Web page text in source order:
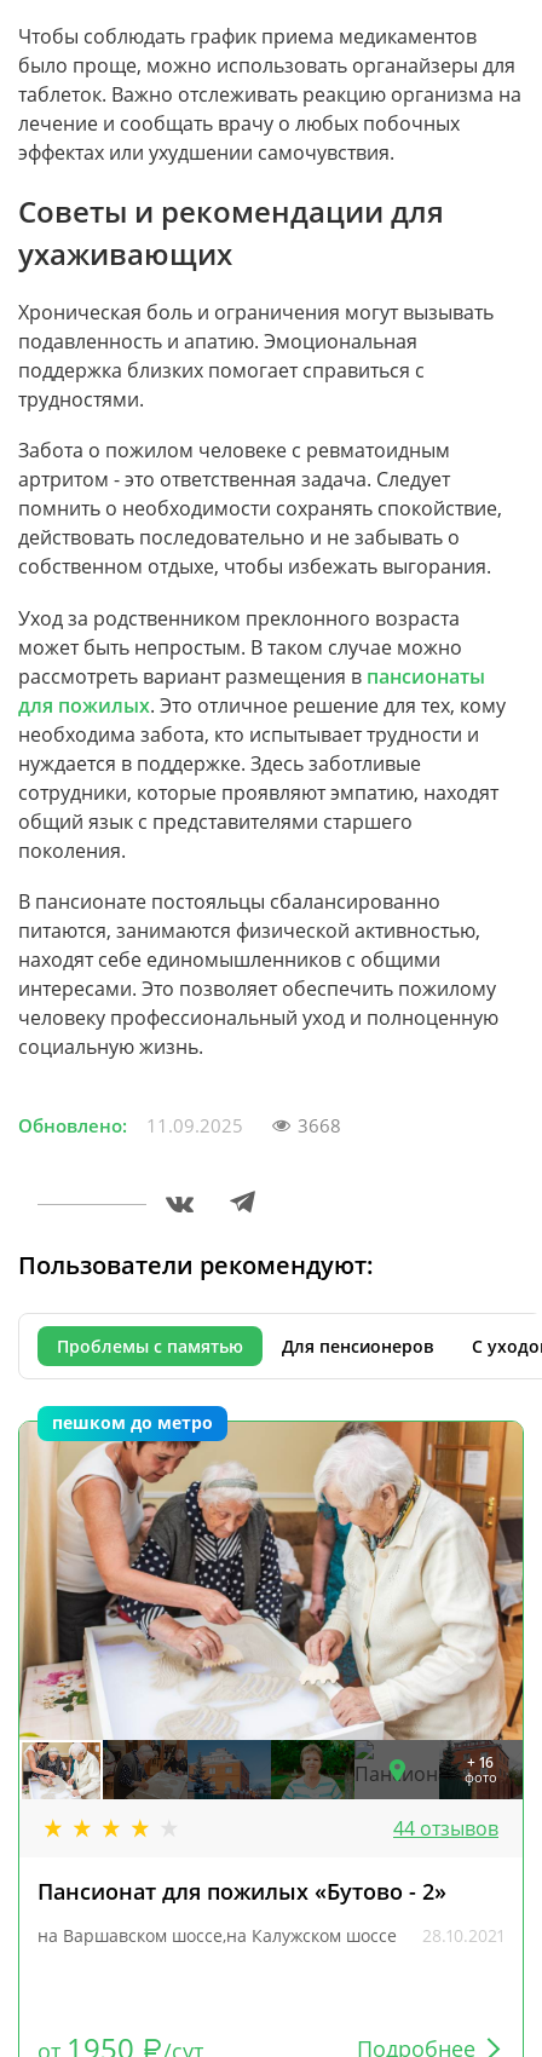
Чтобы соблюдать график приема медикаментов
было проще, можно использовать органайзеры для
таблеток. Важно отслеживать реакцию организма на
лечение и сообщать врачу о любых побочных
эффектах или ухудшении самочувствия.
Советы и рекомендации для
ухаживающих
Хроническая боль и ограничения могут вызывать
подавленность и апатию. Эмоциональная
поддержка близких помогает справиться с
трудностями.
Забота о пожилом человеке с ревматоидным
артритом - это ответственная задача. Следует
помнить о необходимости сохранять спокойствие,
действовать последовательно и не забывать о
собственном отдыхе, чтобы избежать выгорания.
Уход за родственником преклонного возраста
может быть непростым. В таком случае можно
рассмотреть вариант размещения в пансионаты
для пожилых. Это отличное решение для тех, кому
необходима забота, кто испытывает трудности и
нуждается в поддержке. Здесь заботливые
сотрудники, которые проявляют эмпатию, находят
общий язык с представителями старшего
поколения.
В пансионате постояльцы сбалансированно
питаются, занимаются физической активностью,
находят себе единомышленников с общими
интересами. Это позволяет обеспечить пожилому
человеку профессиональный уход и полноценную
социальную жизнь.
Обновлено: 11.09.2025 3668
Пользователи рекомендуют:
Проблемы с памятью Для пенсионеров С
пешком до метро
+ 16
фото
44 отзывов
Пансионат для пожилых «Бутово - 2»
на Варшавском шоссе,на Калужском шоссе 28.10.2021
от 1950 /сут Подробнее